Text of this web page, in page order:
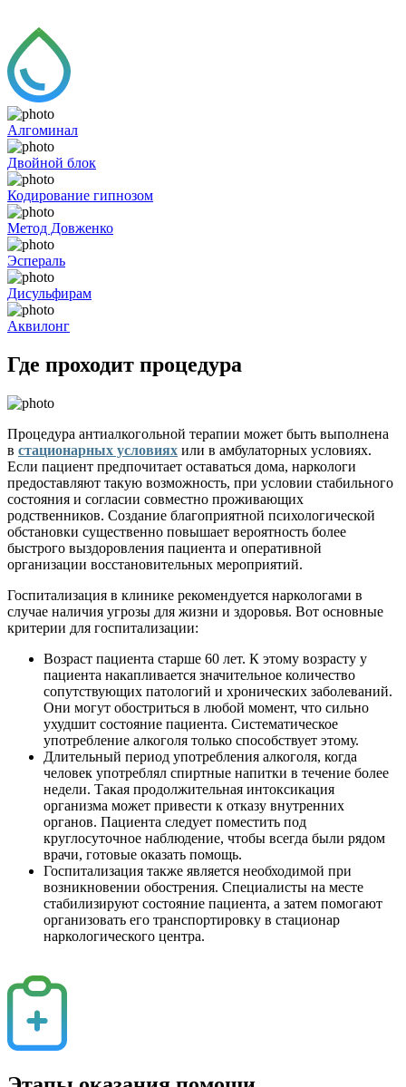
Алгоминал
Двойной блок
Кодирование гипнозом
Метод Довженко
Эспераль
Дисульфирам
Аквилонг
Где проходит процедура
Процедура антиалкогольной терапии может быть выполнена
в стационарных условиях или в амбулаторных условиях.
Если пациент предпочитает оставаться дома, наркологи
предоставляют такую возможность, при условии стабильного
состояния и согласии совместно проживающих
родственников. Создание благоприятной психологической
обстановки существенно повышает вероятность более
быстрого выздоровления пациента и оперативной
организации восстановительных мероприятий.
Госпитализация в клинике рекомендуется наркологами в
случае наличия угрозы для жизни и здоровья. Вот основные
критерии для госпитализации:
Возраст пациента старше 60 лет. К этому возрасту у
пациента накапливается значительное количество
сопутствующих патологий и хронических заболеваний.
Они могут обостриться в любой момент, что сильно
ухудшит состояние пациента. Систематическое
употребление алкоголя только способствует этому.
Длительный период употребления алкоголя, когда
человек употреблял спиртные напитки в течение более
недели. Такая продолжительная интоксикация
организма может привести к отказу внутренних
органов. Пациента следует поместить под
круглосуточное наблюдение, чтобы всегда были рядом
врачи, готовые оказать помощь.
Госпитализация также является необходимой при
возникновении обострения. Специалисты на месте
стабилизируют состояние пациента, а затем помогают
организовать его транспортировку в стационар
наркологического центра.